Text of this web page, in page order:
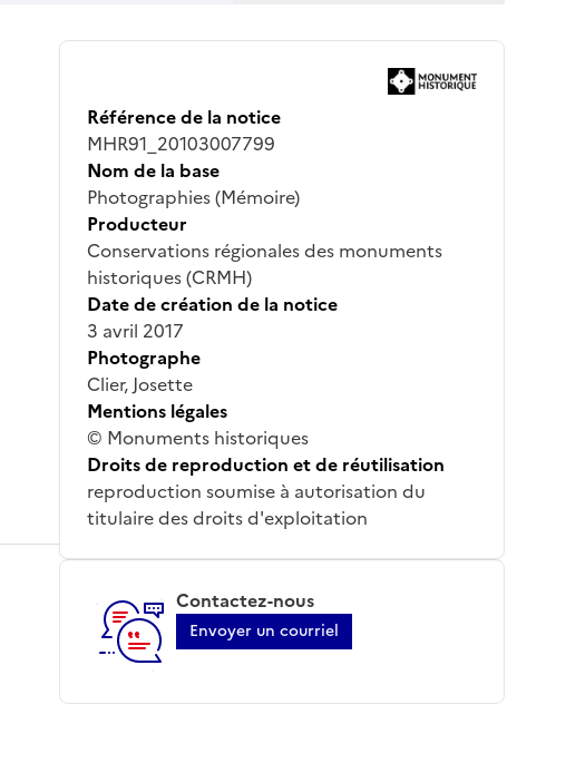
Référence de la notice
MHR91_20103007799
Nom de la base
Photographies (Mémoire)
Producteur
Conservations régionales des monuments
historiques (CRMH)
Date de création de la notice
3 avril 2017
Photographe
Clier, Josette
Mentions légales
© Monuments historiques
Droits de reproduction et de réutilisation
reproduction soumise à autorisation du
titulaire des droits d'exploitation
Contactez-nous
Envoyer un courriel